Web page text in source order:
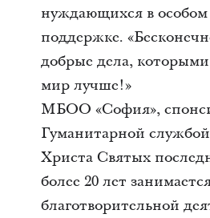
нуждающихся в особом
поддержке.
добрые дела, которыми
мир лучше!»
МБОО «София»,
Гуманитарной
Христа Святых
более 20 лет
благотворительной